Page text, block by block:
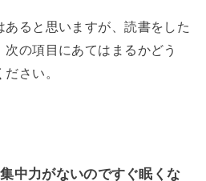
ると思いますが、読書をした
の項目にあてはまるかどう
さい。
中力がないのですぐ眠くな